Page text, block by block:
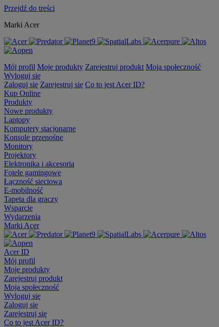
Przejdź do treści
Marki Acer
Mój profil Moje produkty Zarejestruj produkt Moja społeczność
Wyloguj się
Zaloguj się Zarejestruj się Co to jest Acer ID?
Kup Online
Produkty
Nowe produkty
Laptopy
Komputery stacjonarne
Konsole przenośne
Monitory
Projektory
Elektronika i akcesoria
Fotele gamingowe
Łączność sieciowa
E-mobilność
Tapeta dla graczy
Wsparcie
Wydarzenia
Marki Acer
Acer ID
Mój profil
Moje produkty
Zarejestruj produkt
Moja społeczność
Wyloguj się
Zaloguj się
Zarejestruj się
Co to jest Acer ID?